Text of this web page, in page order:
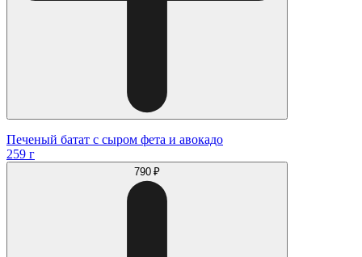
Печеный батат с сыром фета и авокадо
259 г
790 ₽